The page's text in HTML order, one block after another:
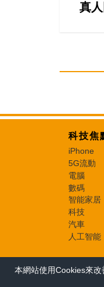
本網站使用Cookies來
真
科技焦
iPhone
5G流動
電腦
數碼
智能家居
科技
汽車
人工智能